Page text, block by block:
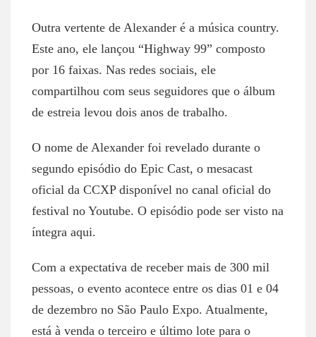
Outra vertente de Alexander é a música country.
Este ano, ele lançou “Highway 99” composto
por 16 faixas. Nas redes sociais, ele
compartilhou com seus seguidores que o álbum
de estreia levou dois anos de trabalho.
O nome de Alexander foi revelado durante o
segundo episódio do Epic Cast, o mesacast
oficial da CCXP disponível no canal oficial do
festival no Youtube. O episódio pode ser visto na
íntegra aqui.
Com a expectativa de receber mais de 300 mil
pessoas, o evento acontece entre os dias 01 e 04
de dezembro no São Paulo Expo. Atualmente,
está à venda o terceiro e último lote para o